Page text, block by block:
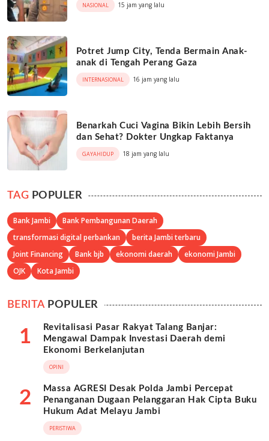
NASIONAL 15 jam yang lalu
Potret Jump City, Tenda Bermain Anak-
anak di Tengah Perang Gaza
INTERNASIONAL 16 jam yang lalu
Benarkah Cuci Vagina Bikin Lebih Bersih
dan Sehat? Dokter Ungkap Faktanya
GAYAHIDUP 18 jam yang lalu
TAG POPULER
Bank Jambi
Bank Pembangunan Daerah
transformasi digital perbankan
berita Jambi terbaru
Joint Financing
Bank bjb ekonomi daerah
ekonomi Jambi
OJK
Kota Jambi
BERITAPOPULER
1
Revitalisasi Pasar Rakyat Talang Banjar:
Mengawal Dampak Investasi Daerah demi
Ekonomi Berkelanjutan
OPINI
2
Massa AGRESI Desak Polda Jambi Percepat
Penanganan Dugaan Pelanggaran Hak Cipta Buku
Hukum Adat Melayu Jambi
PERISTIWA